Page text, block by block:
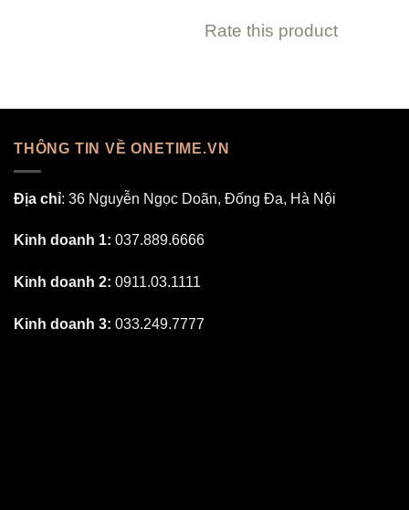
Rate this product
THÔNG TIN VỀ ONETIME.VN
Địa chỉ: 36 Nguyễn Ngọc Doãn, Đống Đa, Hà Nội
Kinh doanh 1: 037.889.6666
Kinh doanh 2: 0911.03.1111
Kinh doanh 3: 033.249.7777